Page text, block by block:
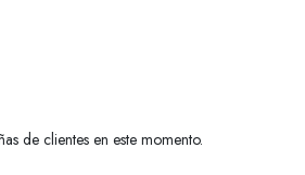
de clientes en este momento.